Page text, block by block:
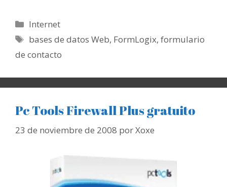
Categorías
Internet
Etiquetas
bases de datos Web, FormLogix,formulario
de contacto
Pc Tools Firewall Plus gratuito
23 de noviembre de 2008 porXoxe